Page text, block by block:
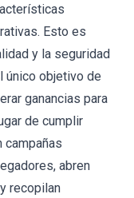
Esto es
y la seguridad
único objetivo de
ganancias para
de cumplir
campañas
abren
recopilan